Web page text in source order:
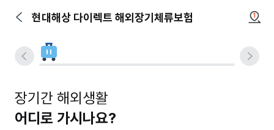
현대해상 다이렉트 해외장기체류보험 1
장기간 해외생활
어디로 가시나요?